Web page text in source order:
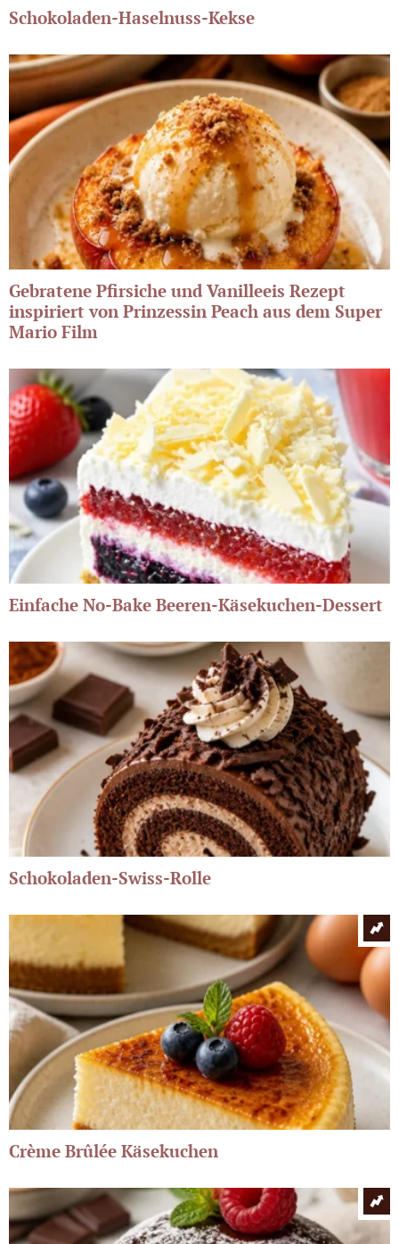
Schokoladen-Haselnuss-Kekse
Gebratene Pfirsiche und Vanilleeis Rezept
inspiriert von Prinzessin Peach aus dem Super
Mario Film
Einfache No-Bake Beeren-Käsekuchen-Dessert
Schokoladen-Swiss-Rolle
Crème Brûlée Käsekuchen